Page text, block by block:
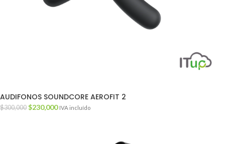
AUDIFONOS SOUNDCORE AEROFIT 2
$300,000 $230,000 IVA incluído